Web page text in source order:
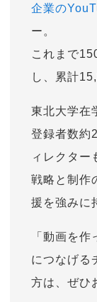
企業の
ー。
これまで
し、累計
東北大学在
登録者数約
ィレクター
戦略と制作
援を強みに
「動画を
につなげる
方は、ぜひ